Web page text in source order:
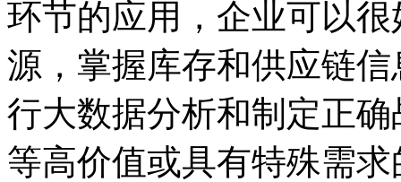
环节的应用，企业可以
源，掌握库存和供应链
行大数据分析和制定正
等高价值或具有特殊需